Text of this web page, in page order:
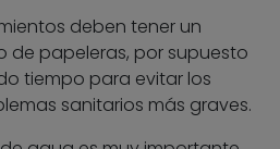
deben tener un
de papeleras, por supuesto
tiempo para evitar los
sanitarios más graves.